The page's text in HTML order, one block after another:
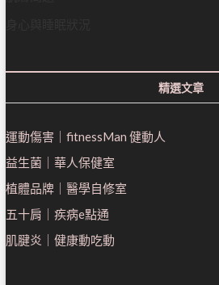
精選文章
運動傷害｜fitnessMan 健動人
益生菌｜ 華人保健室
植體品牌｜醫學自修室
五十肩｜疾病e點通
肌腱炎｜健康動吃動